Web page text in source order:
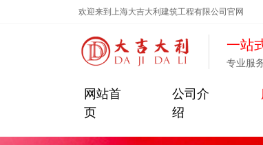
欢迎来到上海大吉大利建筑工程有限公司官网
一站
专业服
网站首
页
公司介
绍